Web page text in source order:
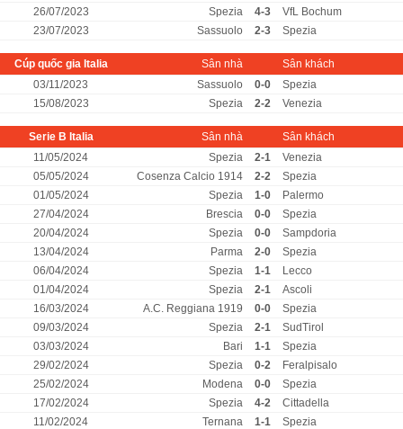
26/07/2023
Spezia 4-3
VfL Bochum
23/07/2023
Sassuolo 2-3 Spezia
Cúp quốc gia Italia Sân nhà
Sân khách
03/11/2023
Sassuolo 0-0
Spezia
15/08/2023
Spezia 2-2 Venezia
Serie B Italia Sân nhà
Sân khách
11/05/2024
Spezia 2-1
Venezia
05/05/2024
Cosenza Calcio 1914 2-2
Spezia
01/05/2024
Spezia 1-0
Palermo
27/04/2024
Brescia 0-0
Spezia
20/04/2024
Spezia 0-0
Sampdoria
13/04/2024
Parma 2-0
Spezia
06/04/2024
Spezia 1-1
Lecco
01/04/2024
Spezia 2-1
Ascoli
16/03/2024
A.C. Reggiana 1919 0-0
Spezia
09/03/2024
Spezia 2-1
SudTirol
03/03/2024
Bari 1-1
Spezia
29/02/2024
Spezia 0-2
Feralpisalo
25/02/2024
Modena 0-0
Spezia
17/02/2024
Spezia 4-2
Cittadella
11/02/2024
Ternana 1-1
Spezia